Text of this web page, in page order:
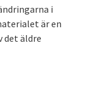
i
är en
det äldre